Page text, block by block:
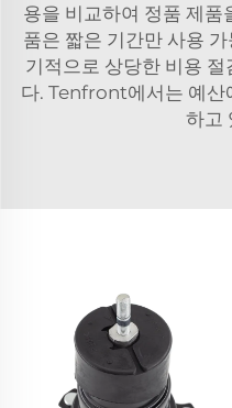
용을 비교하여 정품 제품
품은 짧은 기간만 사용
기적으로 상당한 비용
다. Tenfront에서는 예산
하고